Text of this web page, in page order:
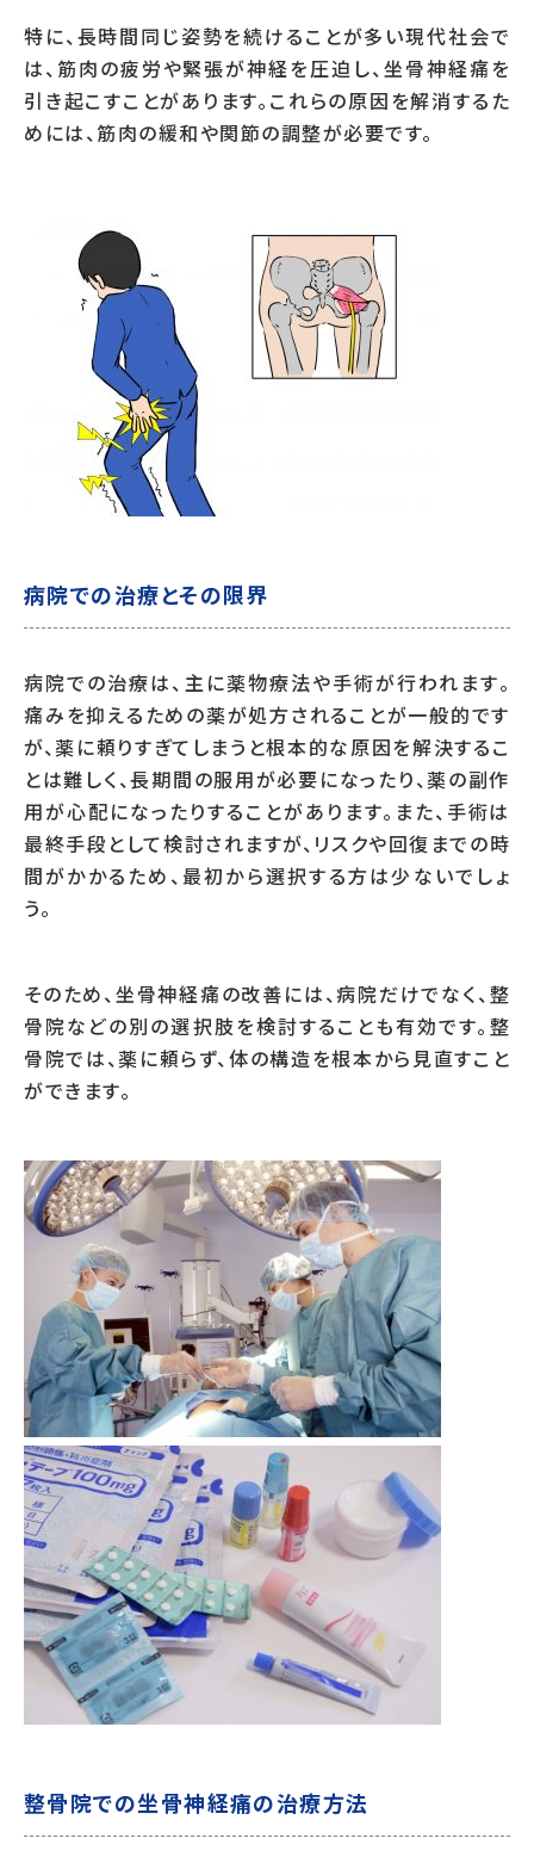
特に、長時間同じ姿勢を続けることが多い現代社会で
は、筋肉の疲労や緊張が神経を圧迫し、坐骨神経痛を
引き起こすことがあります。これらの原因を解消するた
めには、筋肉の緩和や関節の調整が必要です。
病院での治療とその限界
病院での治療は、主に薬物療法や手術が行われます。
痛みを抑えるための薬が処方されることが一般的です
が、薬に頼りすぎてしまうと根本的な原因を解決するこ
とは難しく、長期間の服用が必要になったり、薬の副作
用が心配になったりすることがあります。また、手術は
最終手段として検討されますが、リスクや回復までの時
間がかかるため、最初から選択する方は少ないでしょ
う。
そのため、坐骨神経痛の改善には、病院だけでなく、整
骨院などの別の選択肢を検討することも有効です。整
骨院では、薬に頼らず、体の構造を根本から見直すこと
ができます。
整骨院での坐骨神経痛の治療方法